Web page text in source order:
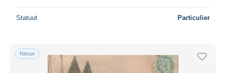
Statuut Particulier
Nieuw